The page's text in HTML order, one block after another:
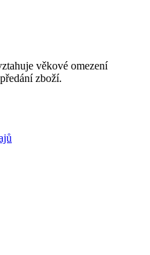
věkové omezení
zboží.